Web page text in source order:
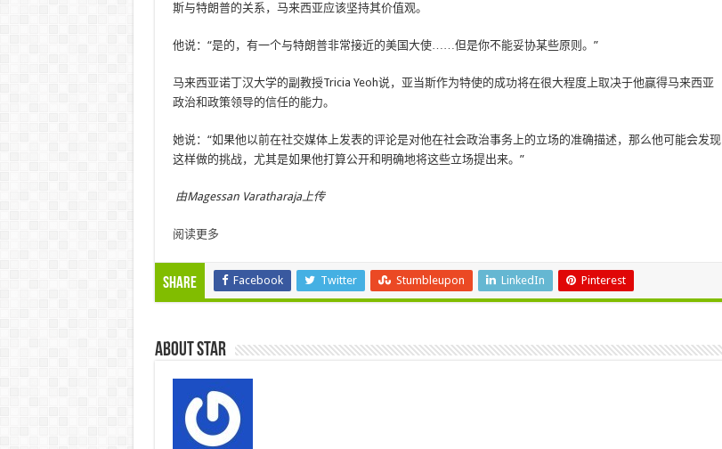
斯与特朗普的关系，马来西亚应该坚持其价值观。
他说：“是的，有一个与特朗普非常接近的美国大使……但是你不能妥协某些原则。”
马来西亚诺丁汉大学的副教授Tricia Yeoh说，亚当斯作为特使的成功将在很大程度上取决于他赢得马来西亚
政治和政策领导的信任的能力。
她说：“如果他以前在社交媒体上发表的评论是对他在社会政治事务上的立场的准确描述，那么他可能会发现
这样做的挑战，尤其是如果他打算公开和明确地将这些立场提出来。”
由Magessan Varatharaja上传
阅读更多
Share Facebook Twitter Stumbleupon LinkedIn Pinterest
About star